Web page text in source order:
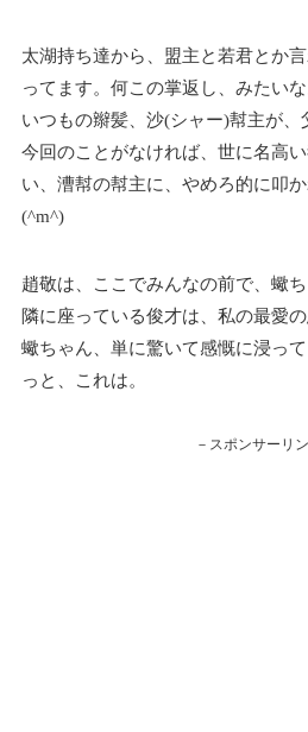
太湖持ち達から、盟主と若君とか
ってます。何この掌返し、みたいな
いつもの辮髪、沙(シャー)幇主が、
今回のことがなければ、世に名高
い、漕幇の幇主に、やめろ的に叩
(^m^)
趙敬は、ここでみんなの前で、蠍
隣に座っている俊才は、私の最愛
蠍ちゃん、単に驚いて感慨に浸っ
っと、これは。
－スポンサーリ